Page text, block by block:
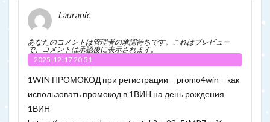
Lauranic
あなたのコメントは管理者の承認待ちです。これはプレビュー
で、コメントは承認後に表示されます。
2025-12-17 20:51
1WIN ПРОМОКОД при регистрации – promo4win – как
использовать промокод в 1ВИН на день рождения
1ВИН